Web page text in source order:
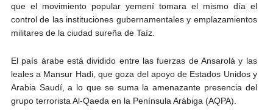
que el movimiento popular yemení tomara el mismo día el
control de las instituciones gubernamentales y emplazamientos
militares de la ciudad sureña de Taíz.
El país árabe está dividido entre las fuerzas de Ansarolá y las
leales a Mansur Hadi, que goza del apoyo de Estados Unidos y
Arabia Saudí, a lo que se suma la amenazante presencia del
grupo terrorista Al-Qaeda en la Península Arábiga (AQPA).